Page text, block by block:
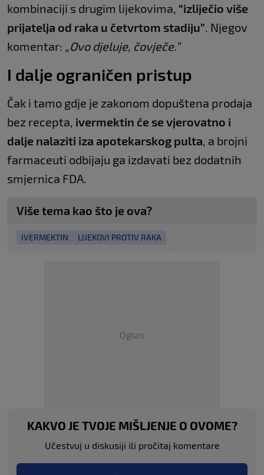
kombinaciji s drugim lijekovima, “izliječio više
prijatelja od raka u četvrtom stadiju”. Njegov
komentar: „Ovo djeluje, čovječe.”
I dalje ograničen pristup
Čak i tamo gdje je zakonom dopuštena prodaja
bez recepta, ivermektin će se vjerovatno i
dalje nalaziti iza apotekarskog pulta, a brojni
farmaceuti odbijaju ga izdavati bez dodatnih
smjernica FDA.
Više tema kao što je ova?
IVERMEKTIN LIJEKOVI PROTIV RAKA
Oglas
KAKVO JE TVOJE MIŠLJENJE O OVOME?
Učestvuj u diskusiji ili pročitaj komentare